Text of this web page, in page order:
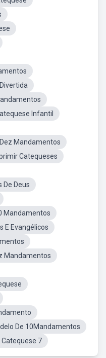
Infantil
Mandamentos
Catequeses
De Deus
Mandamentos
E Evangélicos
Mandamentos
De 10Mandamentos
7